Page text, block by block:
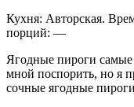
Кухня: Авторская.
порций: —
Ягодные пироги
мной поспорить, но я
сочные ягодные